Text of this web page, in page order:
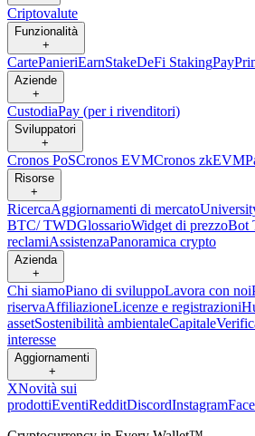
Criptovalute
Funzionalità
+
CartePanieriEarnStakeDeFi StakingPay
Aziende
+
CustodiaPay (per i rivenditori)
Sviluppatori
+
Cronos PoSCronos EVMCronos zkEVM
Risorse
+
RicercaAggiornamenti di mercato
BTC/ TWDGlossarioWidget di prezzoBot
reclamiAssistenzaPanoramica crypto
Azienda
+
Chi siamoPiano di sviluppoLavora con noi
riservaAffiliazioneLicenze e registrazioni
assetSostenibilità ambientaleCapitale
interesse
Aggiornamenti
+
XNovità sui
prodottiEventiRedditDiscordInstagram